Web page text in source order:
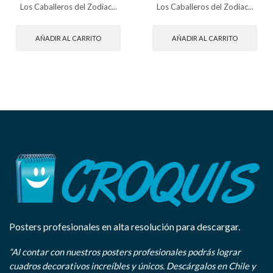
Los Caballeros del Zodiac...
AÑADIR AL CARRITO
Los Caballeros del Zodiac...
AÑADIR AL CARRITO
Posters profesionales en alta resolución para descargar.
“Al contar con nuestros posters profesionales podrás lograr
cuadros decorativos increíbles y únicos. Descárgalos en Chile y